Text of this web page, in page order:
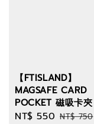
【FTISLAND】
MAGSAFE CARD
POCKET 磁吸卡夾
Sale
NT$ 550 Regular
NT$ 750